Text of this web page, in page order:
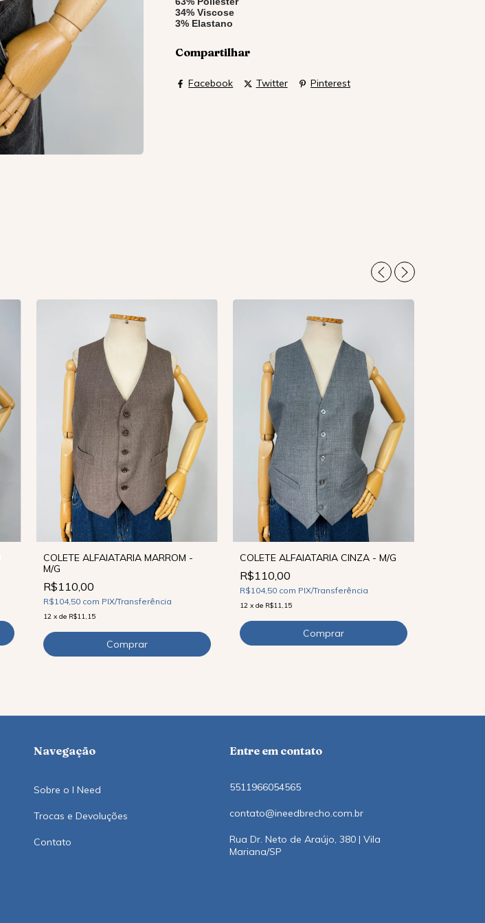
34% Viscose
3% Elastano
Compartilhar
Facebook Twitter Pinterest
COLETE ALFAIATARIA MARROM -
M/G
R$110,00
R$104,50 com PIX/Transferência
12 x de R$11,15
COLETE ALFAIATARIA CINZA - M/G
R$110,00
R$104,50 com PIX/Transferência
12 x de R$11,15
Navegação
Sobre o I Need
Trocas e Devoluções
Contato
Entre em contato
5511966054565
contato@ineedbrecho.com.br
Rua Dr. Neto de Araújo, 380 | Vila
Mariana/SP